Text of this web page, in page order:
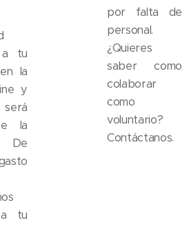
a tu
la
y
la
De
tu
por falta de
personal.
¿Quieres
saber como
colaborar
como
voluntario?
Contáctanos.